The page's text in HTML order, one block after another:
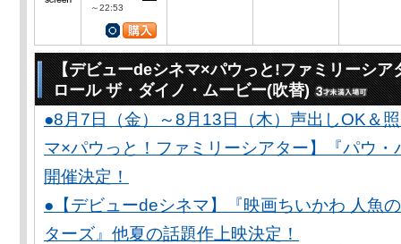
～22:53
【デビューdeシネマ×パウっと!ファミリーシア
ロール ザ・ダイノ・ムービー(吹替)
●8月7日（金）～8月13日（木）声出しOK＆
マ×パウっと！ファミリーシアター】『パウ
開催決定！
●【デビューdeシネマ】『映画ちいかわ 人魚
ターズ』他夏の話題作上映決定！